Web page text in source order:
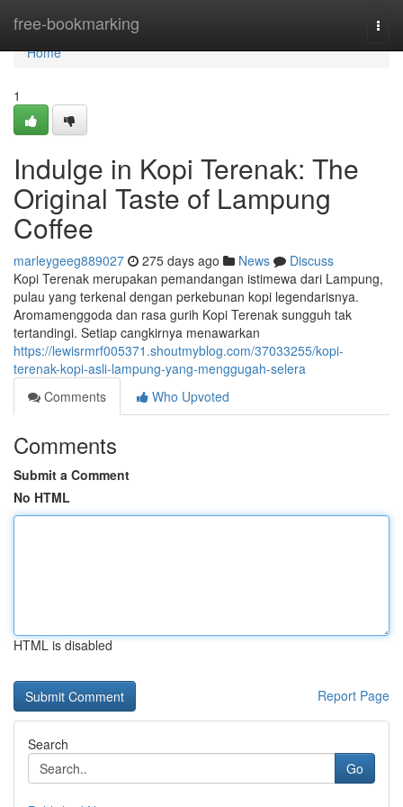
free-bookmarking
Home
Home
1
Indulge in Kopi Terenak: The
Original Taste of Lampung
Coffee
marleygeeg889027 275 days ago News
Discuss
Kopi Terenak merupakan pemandangan istimewa dari Lampung,
pulau yang terkenal dengan perkebunan kopi legendarisnya.
Aromamenggoda dan rasa gurih Kopi Terenak sungguh tak
tertandingi. Setiap cangkirnya menawarkan
https://lewisrmrf005371.shoutmyblog.com/37033255/kopi-
terenak-kopi-asli-lampung-yang-menggugah-selera
Comments
Who Upvoted
Comments
Submit a Comment
No HTML
HTML is disabled
Report Page
Search
Go